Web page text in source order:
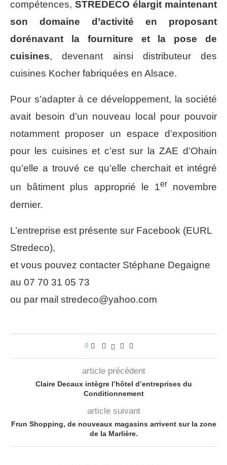
compétences, STREDECO élargit maintenant
son domaine d’activité en proposant
dorénavant la fourniture et la pose de
cuisines, devenant ainsi distributeur des
cuisines Kocher fabriquées en Alsace.
Pour s’adapter à ce développement, la société
avait besoin d’un nouveau local pour pouvoir
notamment proposer un espace d’exposition
pour les cuisines et c’est sur la ZAE d’Ohain
qu’elle a trouvé ce qu’elle cherchait et intégré
un bâtiment plus approprié le 1er
novembre
dernier.
L’entreprise est présente sur Facebook (EURL
Stredeco),
et vous pouvez contacter Stéphane Degaigne
au 07 70 31 05 73
ou par mail stredeco@yahoo.com
0
article précédent
Claire Decaux intègre l’hôtel d’entreprises du
Conditionnement
article suivant
Frun Shopping, de nouveaux magasins arrivent sur la zone
de la Marlière.